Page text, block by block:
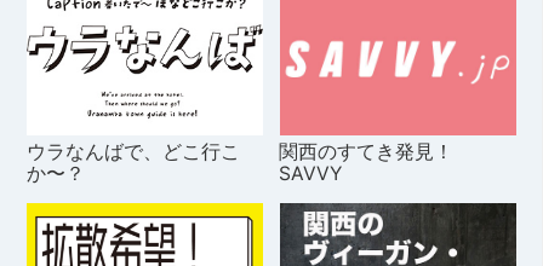
ウラなんばで、どこ行こ
か〜？
関西のすてき発見！
SAVVY